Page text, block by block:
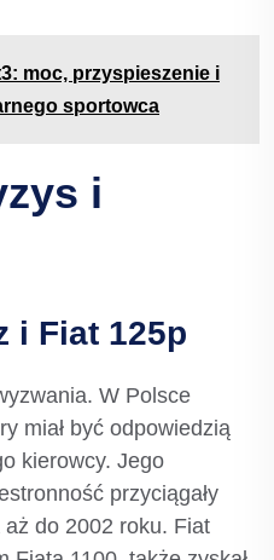
moc, przyspieszenie i
sportowca
i
i Fiat 125p
W Polsce
miał być odpowiedzią
kierowcy. Jego
przyciągały
aż do 2002 roku. Fiat